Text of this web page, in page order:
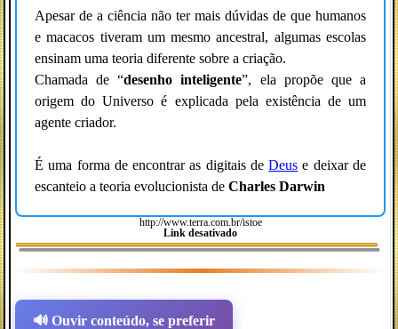
Apesar de a ciência não ter mais dúvidas de que humanos
e macacos tiveram um mesmo ancestral, algumas escolas
ensinam uma teoria diferente sobre a criação.
Chamada de “desenho inteligente”, ela propõe que a
origem do Universo é explicada pela existência de um
agente criador.
É uma forma de encontrar as digitais deDeus e deixar de
escanteio a teoria evolucionista de Charles Darwin
http://www.terra.com.br/istoe
Link desativado
🔊 Ouvir conteúdo, se preferir